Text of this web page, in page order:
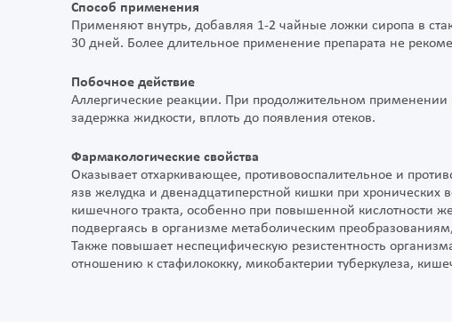
Способ применения
Применяют внутрь, добавляя 1-2 чайные ложки сиропа в
30 дней. Более длительное применение препарата не
Побочное действие
Аллергические реакции. При продолжительном
задержка жидкости, вплоть до появления отеков.
Фармакологические свойства
Оказывает отхаркивающее, противовоспалительное и
язв желудка и двенадцатиперстной кишки при хронических
кишечного тракта, особенно при повышенной кислотности
подвергаясь в организме метаболическим
Также повышает неспецифическую резистентность
отношению к стафилококку, микобактерии туберкулеза,